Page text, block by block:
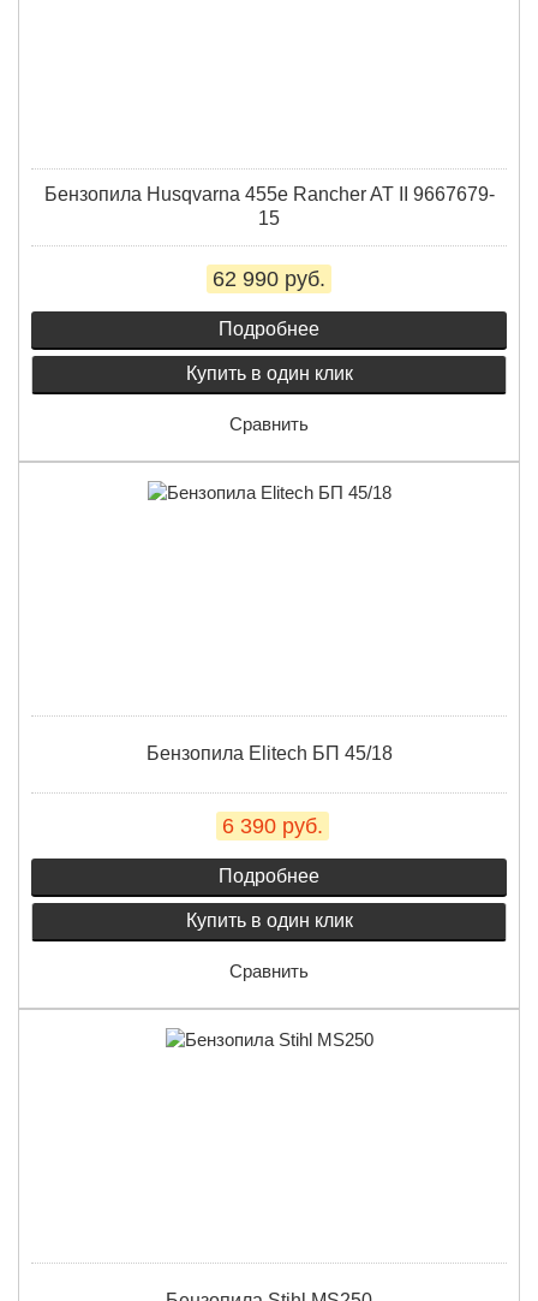
Бензопила Husqvarna 455e Rancher AT II 9667679-
15
62 990 руб.
Подробнее
Купить в один клик
Сравнить
Бензопила Elitech БП 45/18
6 390 руб.
Подробнее
Купить в один клик
Сравнить